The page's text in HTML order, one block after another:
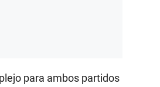
para ambos partidos